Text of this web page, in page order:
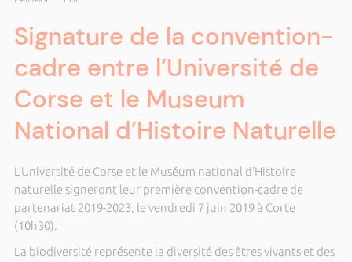
Signature de la convention-
cadre entre l’Université de
Corse et le Museum
National d’Histoire Naturelle
L’Université de Corse et le Muséum national d’Histoire
naturelle signeront leur première convention-cadre de
partenariat 2019-2023, le vendredi 7 juin 2019 à Corte
(10h30).
La biodiversité représente la diversité des êtres vivants et des